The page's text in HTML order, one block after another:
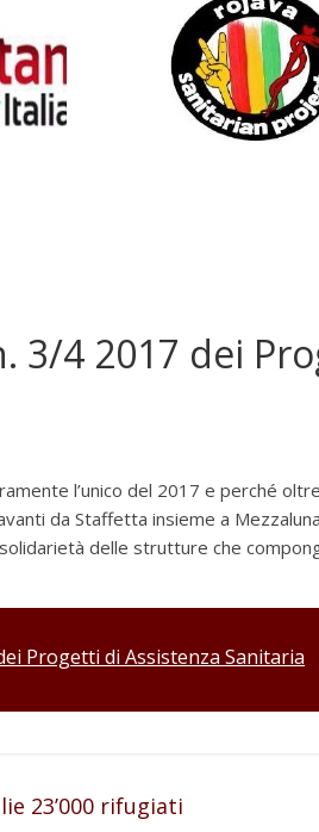
3/4 2017 dei
l’unico del 2017 e perché
da Staffetta insieme a
delle strutture che
Progetti di Assistenza Sanitaria
23’000 rifugiati